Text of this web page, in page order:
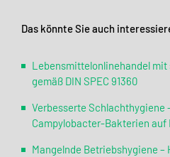
Das könnte Sie auch
Lebensmittelonlinehandel
gemäß DIN SPEC 91360
Verbesserte Schlachthygiene
Campylobacter-Bakterien auf
Mangelnde Betriebshygiene –